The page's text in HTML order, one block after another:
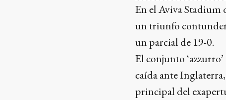
En el Aviva
un triunfo
un parcial de 19-0.
El conjunto
caída ante
principal del